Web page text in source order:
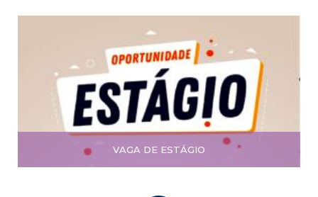
VAGA DE ESTÁGIO